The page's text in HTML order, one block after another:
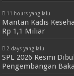
11 hours yang lalu
Mantan Kadis
Rp 1,1 Miliar
2 days yang lalu
SPL 2026 Resmi
Pengembangan